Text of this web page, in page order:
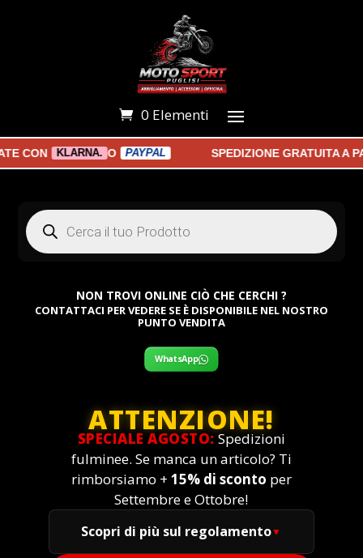
0 Elementi
KLARNA. O PAYPAL SPEDIZIONE GRATUITA A
Products
search
NON TROVI ONLINE CIÒ CHE CERCHI ?
CONTATTACI PER VEDERE SE È DISPONIBILE NEL NOSTRO
PUNTO VENDITA
WhatsApp
ATTENZIONE!
SPECIALE AGOSTO: Spedizioni
fulminee. Se manca un articolo? Ti
rimborsiamo + 15% di sconto per
Settembre e Ottobre!
Scopri di più sul regolamento